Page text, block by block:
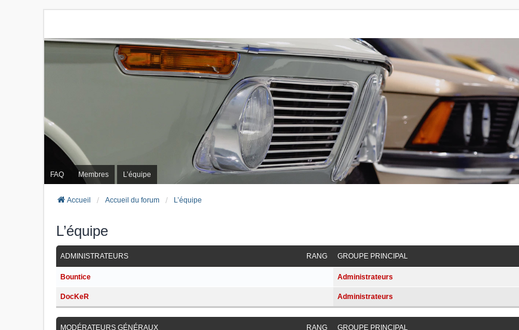
FAQ Membres L’équipe
Accueil Accueil du forum L’équipe
L’équipe
RANG
ADMINISTRATEURS GROUPE PRINCIPAL
Bountice Administrateurs
DocKeR Administrateurs
RANG
MODÉRATEURS GÉNÉRAUX GROUPE PRINCIPAL